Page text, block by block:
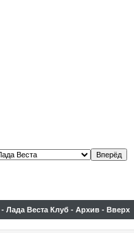
- Лада Веста Клуб - Архив - Вверх